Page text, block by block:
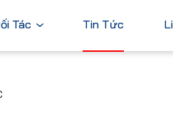
Tác Tin Tức